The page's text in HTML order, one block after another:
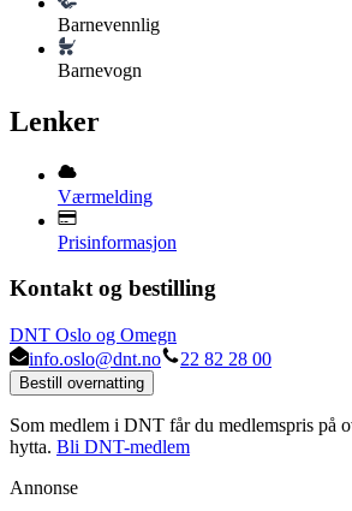
Barnevennlig
Barnevogn
Lenker
Værmelding
Prisinformasjon
Kontakt og bestilling
DNT Oslo og Omegn
info.oslo@dnt.no
22 82 28 00
Bestill overnatting
Som medlem i DNT får du medlemspris på
hytta. Bli DNT-medlem
Annonse